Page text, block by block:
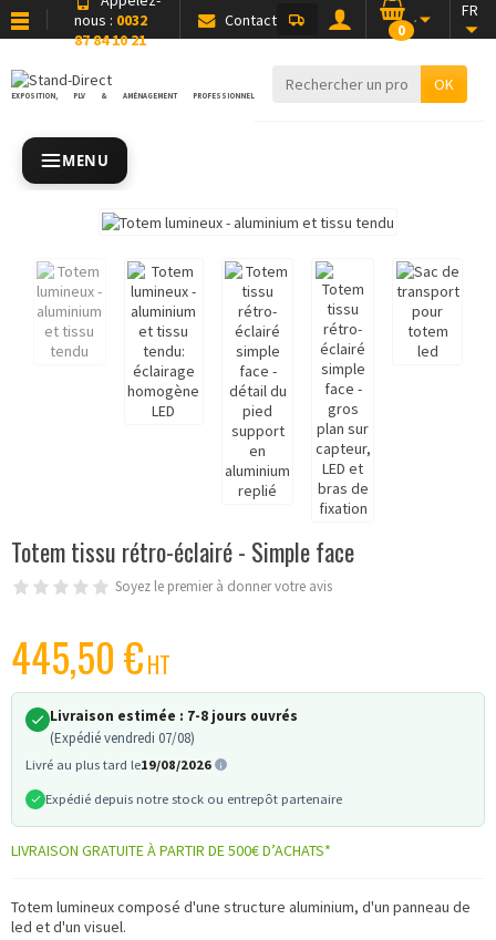
nous : 0032
87 84 10 21
Contact FR
0
EXPOSITION, PLV & AMÉNAGEMENT PROFESSIONNEL
OK
MENU
Totem tissu rétro-éclairé - Simple face
Soyez le premier à donner votre avis
445,50 €HT
Livraison estimée : 7-8 jours ouvrés
(Expédié vendredi 07/08)
Livré au plus tard le19/08/2026
Expédié depuis notre stock ou entrepôt partenaire
LIVRAISON GRATUITE À PARTIR DE 500€ D’ACHATS*
Totem lumineux composé d'une structure aluminium, d'un panneau de
led et d'un visuel.